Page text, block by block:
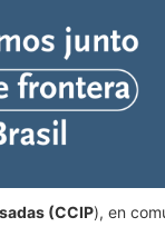
(CCIP), en